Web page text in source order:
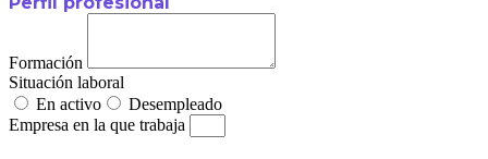
Formación
Situación laboral
En activo
Desempleado
Empresa en la que trabaja